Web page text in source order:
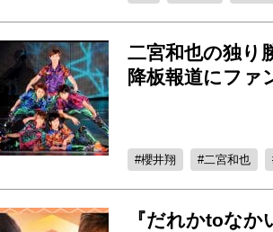
二宮和也の独り
降板報道にファ
櫻井翔 二宮和也
『だれかtoなか